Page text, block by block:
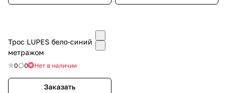
Трос LUPES бело-синий
метражом
0 0 Нет в наличии
Заказать